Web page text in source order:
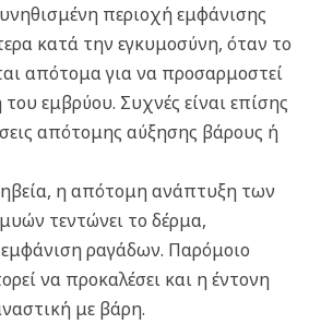
περιοχή εμφάνισης
κατά την εγκυμοσύνη, όταν το
απότομα για να προσαρμοστεί
εμβρύου. Συχνές είναι επίσης
απότομης αύξησης βάρους ή
η απότομη ανάπτυξη των
τεντώνει το δέρμα,
ραγάδων. Παρόμοιο
να προκαλέσει και η έντονη
με βάρη.